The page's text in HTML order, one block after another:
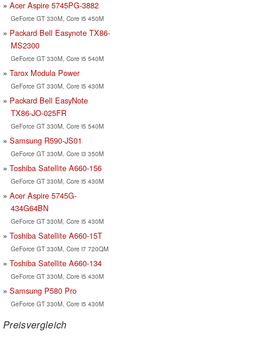
Acer Aspire 5745PG-3882
GeForce GT 330M, Core i5 450M
Packard Bell Easynote TX86-
MS2300
GeForce GT 330M, Core i5 540M
Tarox Modula Power
GeForce GT 330M, Core i5 430M
Packard Bell EasyNote
TX86-JO-025FR
GeForce GT 330M, Core i5 540M
Samsung R590-JS01
GeForce GT 330M, Core i3 350M
Toshiba Satellite A660-156
GeForce GT 330M, Core i5 430M
Acer Aspire 5745G-
434G64BN
GeForce GT 330M, Core i5 430M
Toshiba Satellite A660-15T
GeForce GT 330M, Core i7 720QM
Toshiba Satellite A660-134
GeForce GT 330M, Core i5 430M
Samsung P580 Pro
GeForce GT 330M, Core i5 430M
Preisvergleich